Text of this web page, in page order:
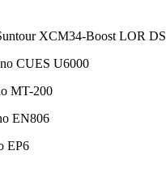
XCM34-Boost LOR DS
CUES U6000
MT-200
EN806
EP6